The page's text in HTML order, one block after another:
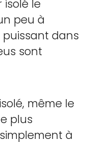
isolé le
peu à
dans
sont
même le
plus
à